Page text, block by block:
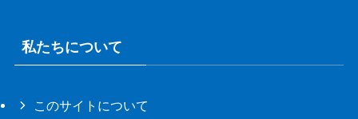
私たちについて
このサイトについて